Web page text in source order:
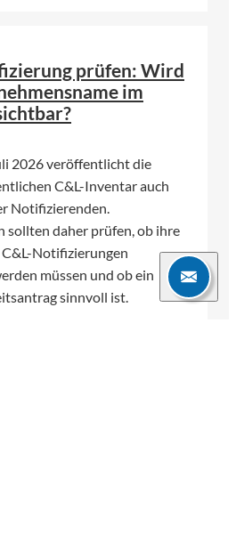
prüfen: Wird
im
2026 veröffentlicht die
C&L-Inventar auch
Notifizierenden.
sollten daher prüfen, ob ihre
Notifizierungen
müssen und ob ein
sinnvoll ist.